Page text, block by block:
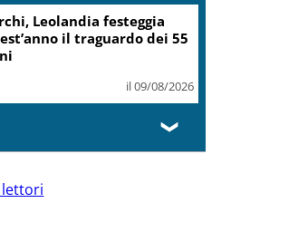
Leolandia festeggia
il traguardo dei 55
il 09/08/2026
❯